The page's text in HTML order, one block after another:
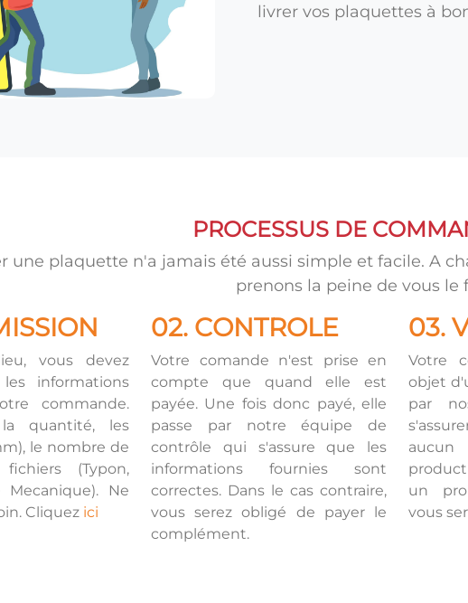
livrer vos plaquettes à
PROCESSUS DE
une plaquette n'a jamais été aussi simple et facile. A
prenons la peine de vous le
vous devez
informations
commande.
quantité, les
le nombre de
(Typon,
Ne
Cliquez ici
02. CONTROLE
Votre comande n'est prise en
compte que quand elle est
payée. Une fois donc payé, elle
passe par notre équipe de
contrôle qui s'assure que les
informations fournies sont
correctes. Dans le cas contraire,
vous serez obligé de payer le
complément.
03.
Votre
objet
par
aucun
un
vous